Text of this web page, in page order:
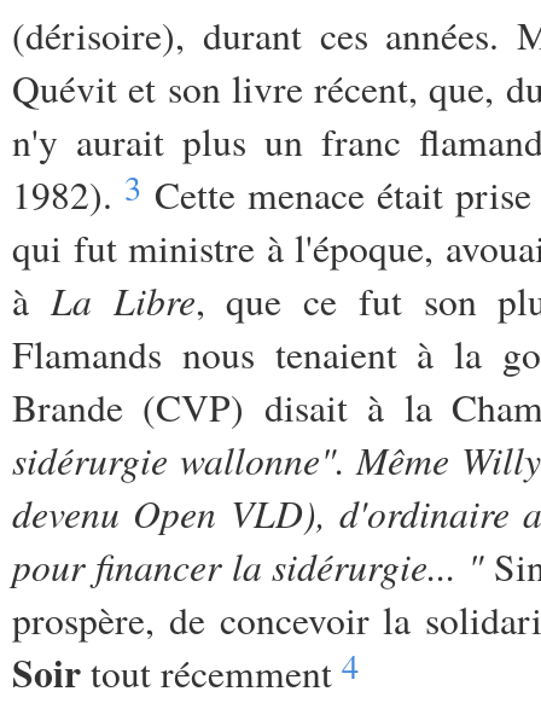
(dérisoire), durant ces années.
Quévit et son livre récent, que,
n'y aurait plus un franc
1982). 3 Cette menace était
qui fut ministre à l'époque,
àLa Libre, que ce fut son
Flamands nous tenaient à la
Brande (CVP) disait à la
sidérurgie wallonne". Même
devenu Open VLD), d'ordinaire
pour financer la sidérurgie... "
prospère, de concevoir la
Soirtout récemment 4